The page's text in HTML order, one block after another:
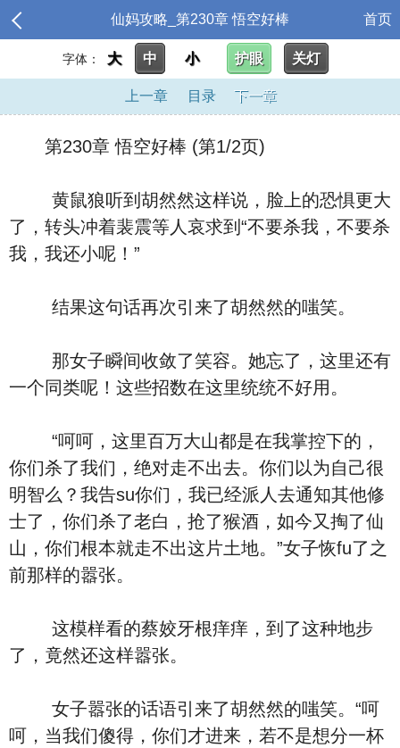
仙妈攻略_第230章 悟空好棒 首页
字体： 大 中 小 护眼 关灯
上一章 目录 下一章
第230章 悟空好棒 (第1/2页)
黄鼠狼听到胡然然这样说，脸上的恐惧更大
了，转头冲着裴震等人哀求到“不要杀我，不要杀
我，我还小呢！”
结果这句话再次引来了胡然然的嗤笑。
那女子瞬间收敛了笑容。她忘了，这里还有
一个同类呢！这些招数在这里统统不好用。
“呵呵，这里百万大山都是在我掌控下的，
你们杀了我们，绝对走不出去。你们以为自己很
明智么？我告su你们，我已经派人去通知其他修
士了，你们杀了老白，抢了猴酒，如今又掏了仙
山，你们根本就走不出这片土地。”女子恢fu了之
前那样的嚣张。
这模样看的蔡姣牙根痒痒，到了这种地步
了，竟然还这样嚣张。
女子嚣张的话语引来了胡然然的嗤笑。“呵
呵，当我们傻得，你们才进来，若不是想分一杯